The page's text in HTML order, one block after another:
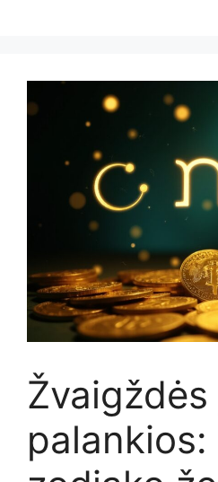
palankios: